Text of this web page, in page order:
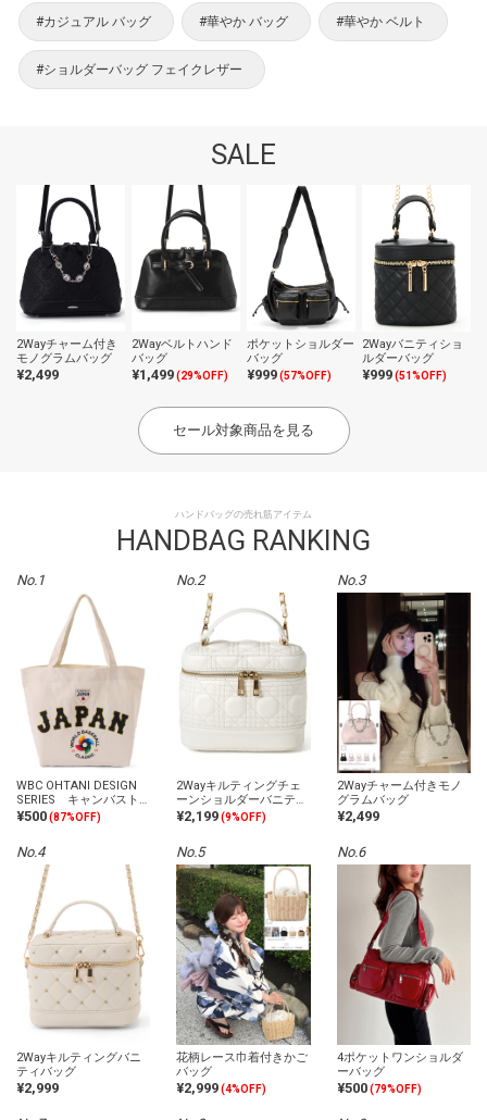
#カジュアル バッグ #華やか バッグ #華やか ベルト
#ショルダーバッグ フェイクレザー
SALE
2Wayチャーム付き
モノグラムバッグ
¥2,499
2Wayベルトハンド
バッグ
¥1,499(29%OFF)
ポケットショルダー
バッグ
¥999(57%OFF)
2Wayバニティショ
ルダーバッグ
¥999(51%OFF)
セール対象商品を見る
ハンドバッグの売れ筋アイテム
HANDBAG RANKING
No.1
WBC OHTANI DESIGN
SERIES キャンバスト
ートバッグ
¥500(87%OFF)
No.2
2Wayキルティングチェ
ーンショルダーバニティ
バッグ
¥2,199 (9%OFF)
No.3
2Wayチャーム付きモノ
グラムバッグ
¥2,499
No.4
2Wayキルティングバニ
ティバッグ
¥2,999
No.5
花柄レース巾着付きかご
バッグ
¥2,999 (4%OFF)
No.6
4ポケットワンショルダ
ーバッグ
¥500 (79%OFF)